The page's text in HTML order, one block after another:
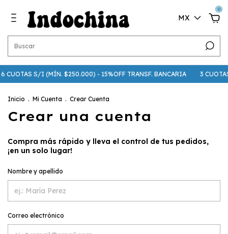
MX
0
S/I (MÍN. $250.000) - 15%OFF TRANSF. BANCARIA 3
Inicio . Mi Cuenta . Crear Cuenta
Crear una cuenta
Compra más rápido y lleva el control de tus pedidos,
¡en un solo lugar!
Nombre y apellido
Correo electrónico